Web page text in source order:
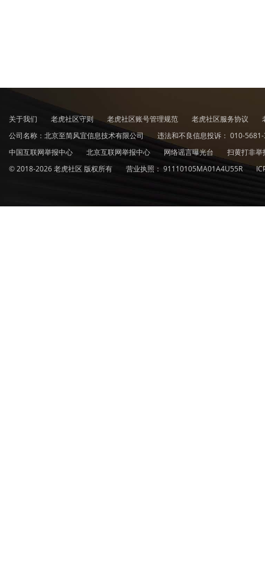
关于我们 老虎社区守则 老虎社区账号管理规范 老虎社区服务协议
公司名称：北京至简风宜信息技术有限公司
违法和不良信息投诉： 010-
中国互联网举报中心
北京互联网举报中心 网络谣言曝光台
扫黄打非
© 2018-2026 老虎社区 版权所有
营业执照： 91110105MA01A4U55R